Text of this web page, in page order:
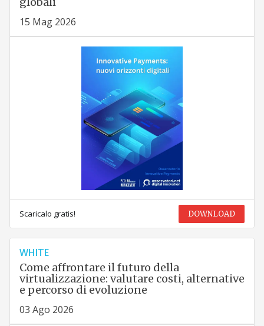
15 Mag 2026
Scaricalo gratis! DOWNLOAD
WHITE
Come affrontare il futuro della
virtualizzazione: valutare costi, alternative
e percorso di evoluzione
03 Ago 2026